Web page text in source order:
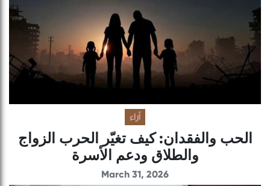
آراء
الحب والفقدان: كيف تغيّر الحرب الزواج
والطلاق ودعم الأسرة
March 31, 2026